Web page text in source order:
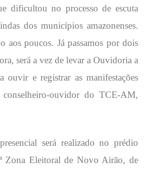
dificultou no processo de escuta
dos municípios amazonenses.
aos poucos. Já passamos por dois
será a vez de levar a Ouvidoria a
ouvir e registrar as manifestações
conselheiro-ouvidor do TCE-AM,
será realizado no prédio
Zona Eleitoral de Novo Airão, de